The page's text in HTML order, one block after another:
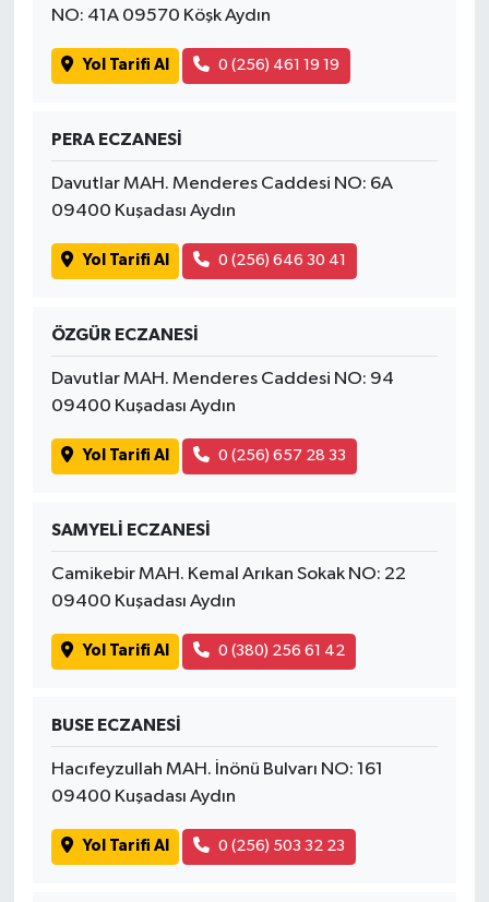
NO: 41A 09570 Köşk Aydın
Yol Tarifi Al 0 (256) 461 19 19
PERA ECZANESİ
Davutlar MAH. Menderes Caddesi NO: 6A
09400 Kuşadası Aydın
Yol Tarifi Al 0 (256) 646 30 41
ÖZGÜR ECZANESİ
Davutlar MAH. Menderes Caddesi NO: 94
09400 Kuşadası Aydın
Yol Tarifi Al 0 (256) 657 28 33
SAMYELİ ECZANESİ
Camikebir MAH. Kemal Arıkan Sokak NO: 22
09400 Kuşadası Aydın
Yol Tarifi Al 0 (380) 256 61 42
BUSE ECZANESİ
Hacıfeyzullah MAH. İnönü Bulvarı NO: 161
09400 Kuşadası Aydın
Yol Tarifi Al 0 (256) 503 32 23